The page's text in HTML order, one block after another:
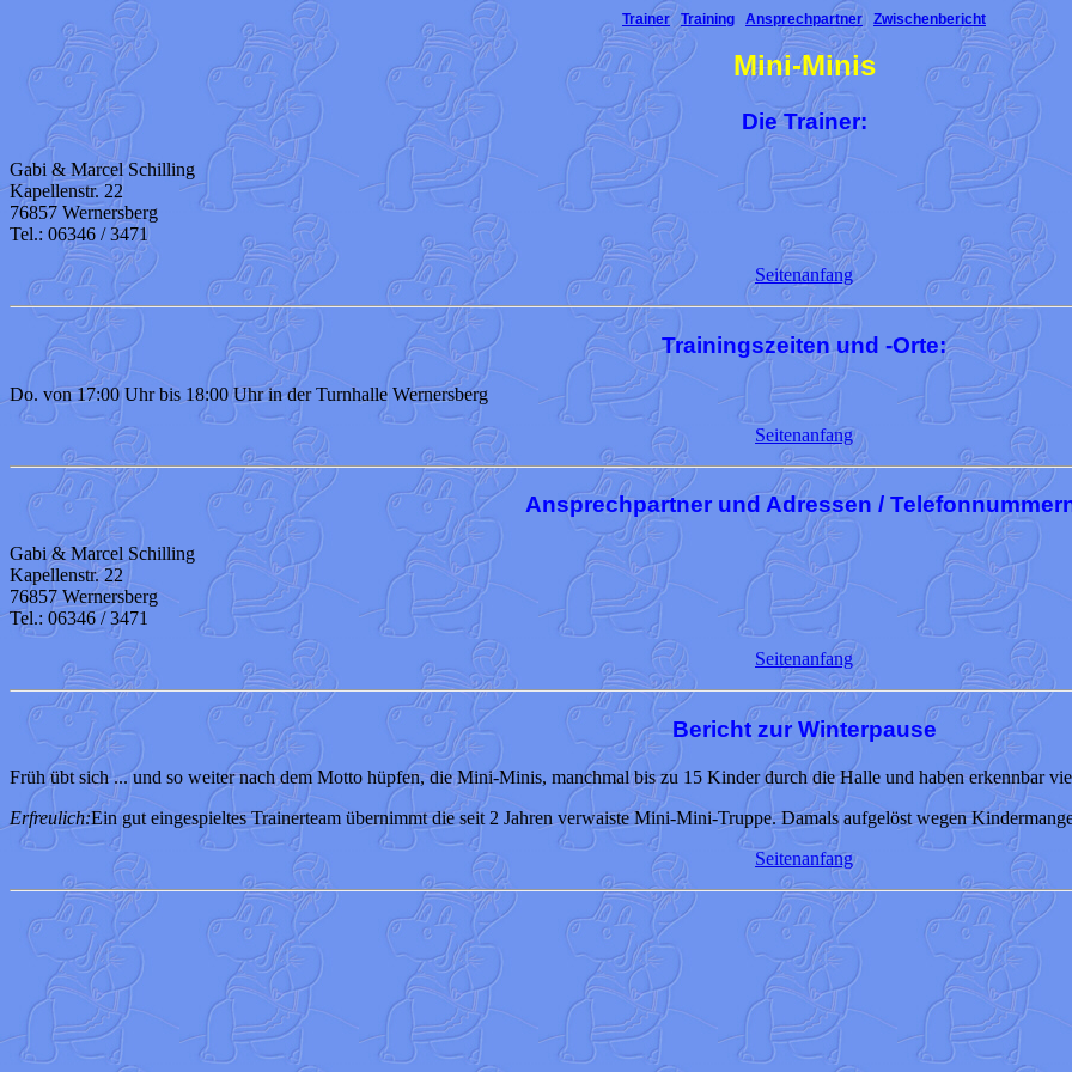
Trainer Training Ansprechpartner Zwischenbericht
Mini-Minis
Die Trainer:
Gabi & Marcel Schilling
Kapellenstr. 22
76857 Wernersberg
Tel.: 06346 / 3471
Seitenanfang
Trainingszeiten und -Orte:
Do. von 17:00 Uhr bis 18:00 Uhr in der Turnhalle Wernersberg
Seitenanfang
Ansprechpartner und Adressen /
Gabi & Marcel Schilling
Kapellenstr. 22
76857 Wernersberg
Tel.: 06346 / 3471
Seitenanfang
Bericht zur Winterpause
Früh übt sich ... und so weiter nach dem Motto hüpfen, die Mini-Minis, manchmal bis zu 15 Kinder durch die Halle und haben erkennbar
Erfreulich:Ein gut eingespieltes Trainerteam übernimmt die seit 2 Jahren verwaiste Mini-Mini-Truppe. Damals aufgelöst wegen
Seitenanfang